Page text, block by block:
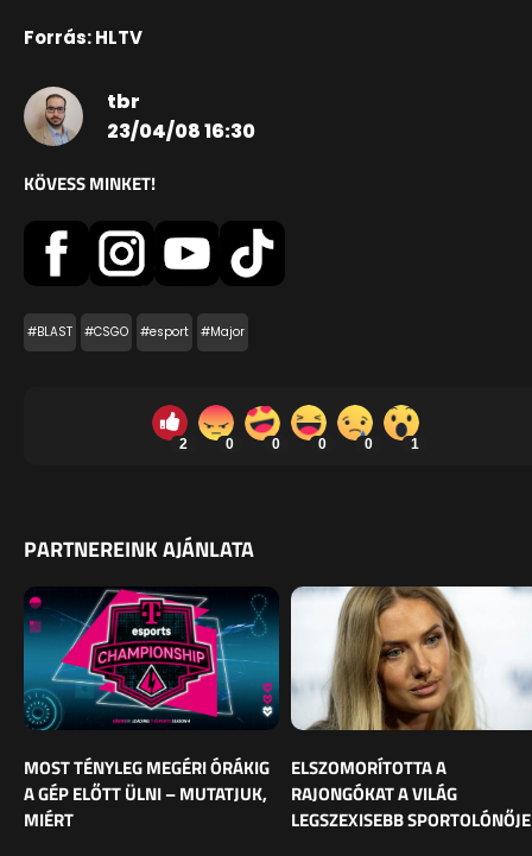
Forrás: HLTV
tbr
23/04/08 16:30
KÖVESS MINKET!
#BLAST #CSGO #esport #Major
2 0 0 0 0 1
PARTNEREINK AJÁNLATA
MOST TÉNYLEG MEGÉRI ÓRÁKIG
A GÉP ELŐTT ÜLNI – MUTATJUK,
MIÉRT
ELSZOMORÍTOTTA A
RAJONGÓKAT A VILÁG
LEGSZEXISEBB SPORTOLÓNŐJE